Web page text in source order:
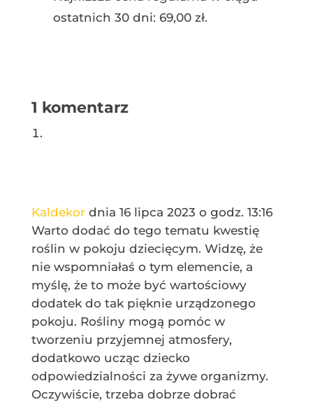
wynosiła:
69,00 zł.
wynosi:
10,00 zł.
ostatnich 30 dni: 69,00 zł.
1 komentarz
Kaldekor dnia 16 lipca 2023 o godz. 13:16
Warto dodać do tego tematu kwestię
roślin w pokoju dziecięcym. Widzę, że
nie wspomniałaś o tym elemencie, a
myślę, że to może być wartościowy
dodatek do tak pięknie urządzonego
pokoju. Rośliny mogą pomóc w
tworzeniu przyjemnej atmosfery,
dodatkowo ucząc dziecko
odpowiedzialności za żywe organizmy.
Oczywiście, trzeba dobrze dobrać